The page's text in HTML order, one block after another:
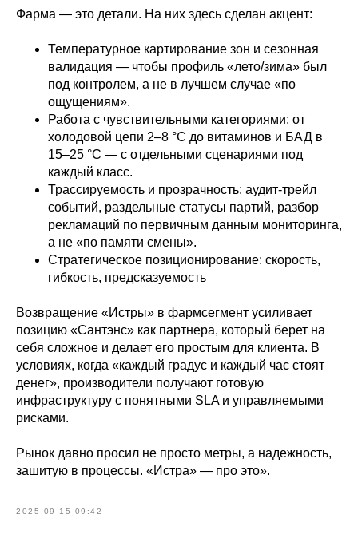
Фарма — это детали. На них здесь сделан акцент:
Температурное картирование зон и сезонная
валидация — чтобы профиль «лето/зима» был
под контролем, а не в лучшем случае «по
ощущениям».
Работа с чувствительными категориями: от
холодовой цепи 2–8 °C до витаминов и БАД в
15–25 °C — с отдельными сценариями под
каждый класс.
Трассируемость и прозрачность: аудит-трейл
событий, раздельные статусы партий, разбор
рекламаций по первичным данным мониторинга,
а не «по памяти смены».
Стратегическое позиционирование: скорость,
гибкость, предсказуемость
Возвращение «Истры» в фармсегмент усиливает
позицию «Сантэнс» как партнера, который берет на
себя сложное и делает его простым для клиента. В
условиях, когда «каждый градус и каждый час стоят
денег», производители получают готовую
инфраструктуру с понятными SLA и управляемыми
рисками.
Рынок давно просил не просто метры, а надежность,
зашитую в процессы. «Истра» — про это».
2025-09-15 09:42